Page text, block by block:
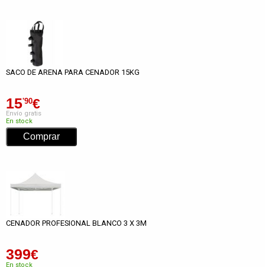
SACO DE ARENA PARA CENADOR 15KG
15'90€
Envío gratis
En stock
CENADOR PROFESIONAL BLANCO 3 X 3M
399€
En stock